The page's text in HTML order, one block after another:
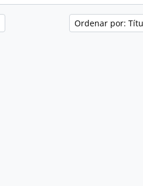
Ordenar por: